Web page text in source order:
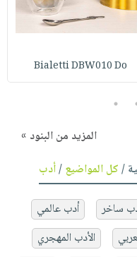
Bialetti DBW010 Do
5
المزيد من البنود »
/كل المواضيع/أدب
ساخر
أدب عالمي
الأدب المهجري